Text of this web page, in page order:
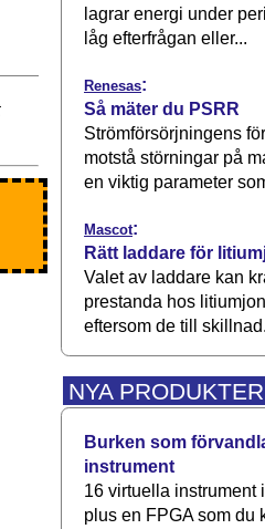
lagrar energi under
låg efterfrågan eller...
Renesas:
Så mäter du PSRR
Strömförsörjningens
motstå störningar på
en viktig parameter
Mascot:
Rätt laddare för
Valet av laddare kan
prestanda hos
eftersom de till
NYA PRODUKTER
Burken som
instrument
16 virtuella instrument
plus en FPGA som du